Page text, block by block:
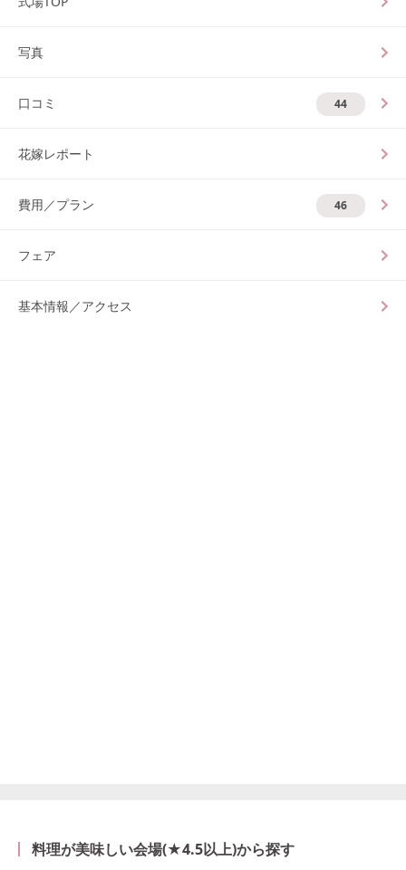
写真
口コミ 44
花嫁レポート
費用／プラン 46
フェア
基本情報／アクセス
料理が美味しい会場(★4.5以上)から探す